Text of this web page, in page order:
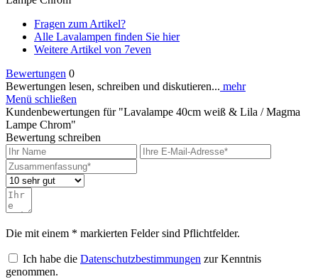
Fragen zum Artikel?
Alle Lavalampen finden Sie hier
Weitere Artikel von 7even
Bewertungen 0
Bewertungen lesen, schreiben und diskutieren... mehr
Menü schließen
Kundenbewertungen für "Lavalampe 40cm weiß & Lila / Magma
Lampe Chrom"
Bewertung schreiben
Die mit einem * markierten Felder sind Pflichtfelder.
Ich habe die Datenschutzbestimmungen zur Kenntnis
genommen.